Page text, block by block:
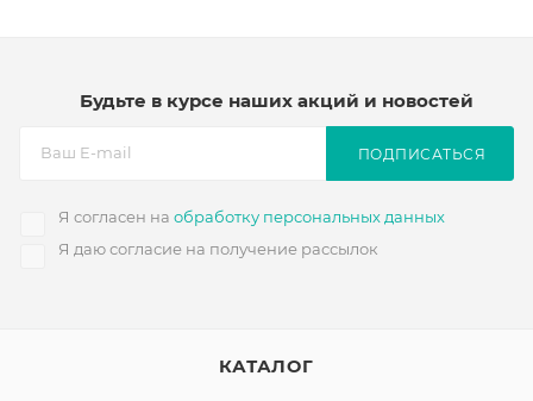
Будьте в курсе наших акций и новостей
Я согласен на обработку персональных данных
Я даю согласие на получение рассылок
ПОДПИСАТЬСЯ
КАТАЛОГ